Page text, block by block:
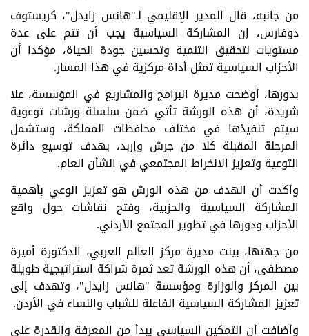
من جانبه، قال المدير الإقليمي لـ"هانس زايدل"، كريستوف
دوفارس، إن المشاركة السياسية يجب أن تتم على عدة
مستويات لتحقيق التنمية وتحسين جودة الحياة، مؤكدا أن
الأحزاب السياسية تمثل أداة مركزية في هذا المسار.
بدورها، أوضحت مديرة البرامج والمشاريع في المؤسسة، علا
شريدة، أن هذه الورشة تأتي ضمن سلسلة ورشات توعوية
سيتم تنفيذها في مختلف محافظات المملكة، وستشمل
المرحلة المقبلة كلا من جرش وإربد، بهدف توسيع دائرة
التوعية وتعزيز الانخراط المجتمعي في الشأن العام.
وأكدت أن الهدف من هذه الورش هو تعزيز الوعي بأهمية
المشاركة السياسية والحزبية، وفتح نقاشات حول واقع
الأحزاب ودورها في تطوير المجتمع الأردني.
من جهتها، بينت مديرة مركز العالم العربي، الدكتورة أميرة
مصطفى، أن هذه الورشة تعد ثمرة شراكة استراتيجية طويلة
بين المركز والوزارة ومؤسسة "هانس زايدل"، وتهدف إلى
تعزيز المشاركة السياسية الفاعلة للشباب والنساء في الأردن.
وأضافت أن التمكين السياسي يبدأ من المعرفة والقدرة على